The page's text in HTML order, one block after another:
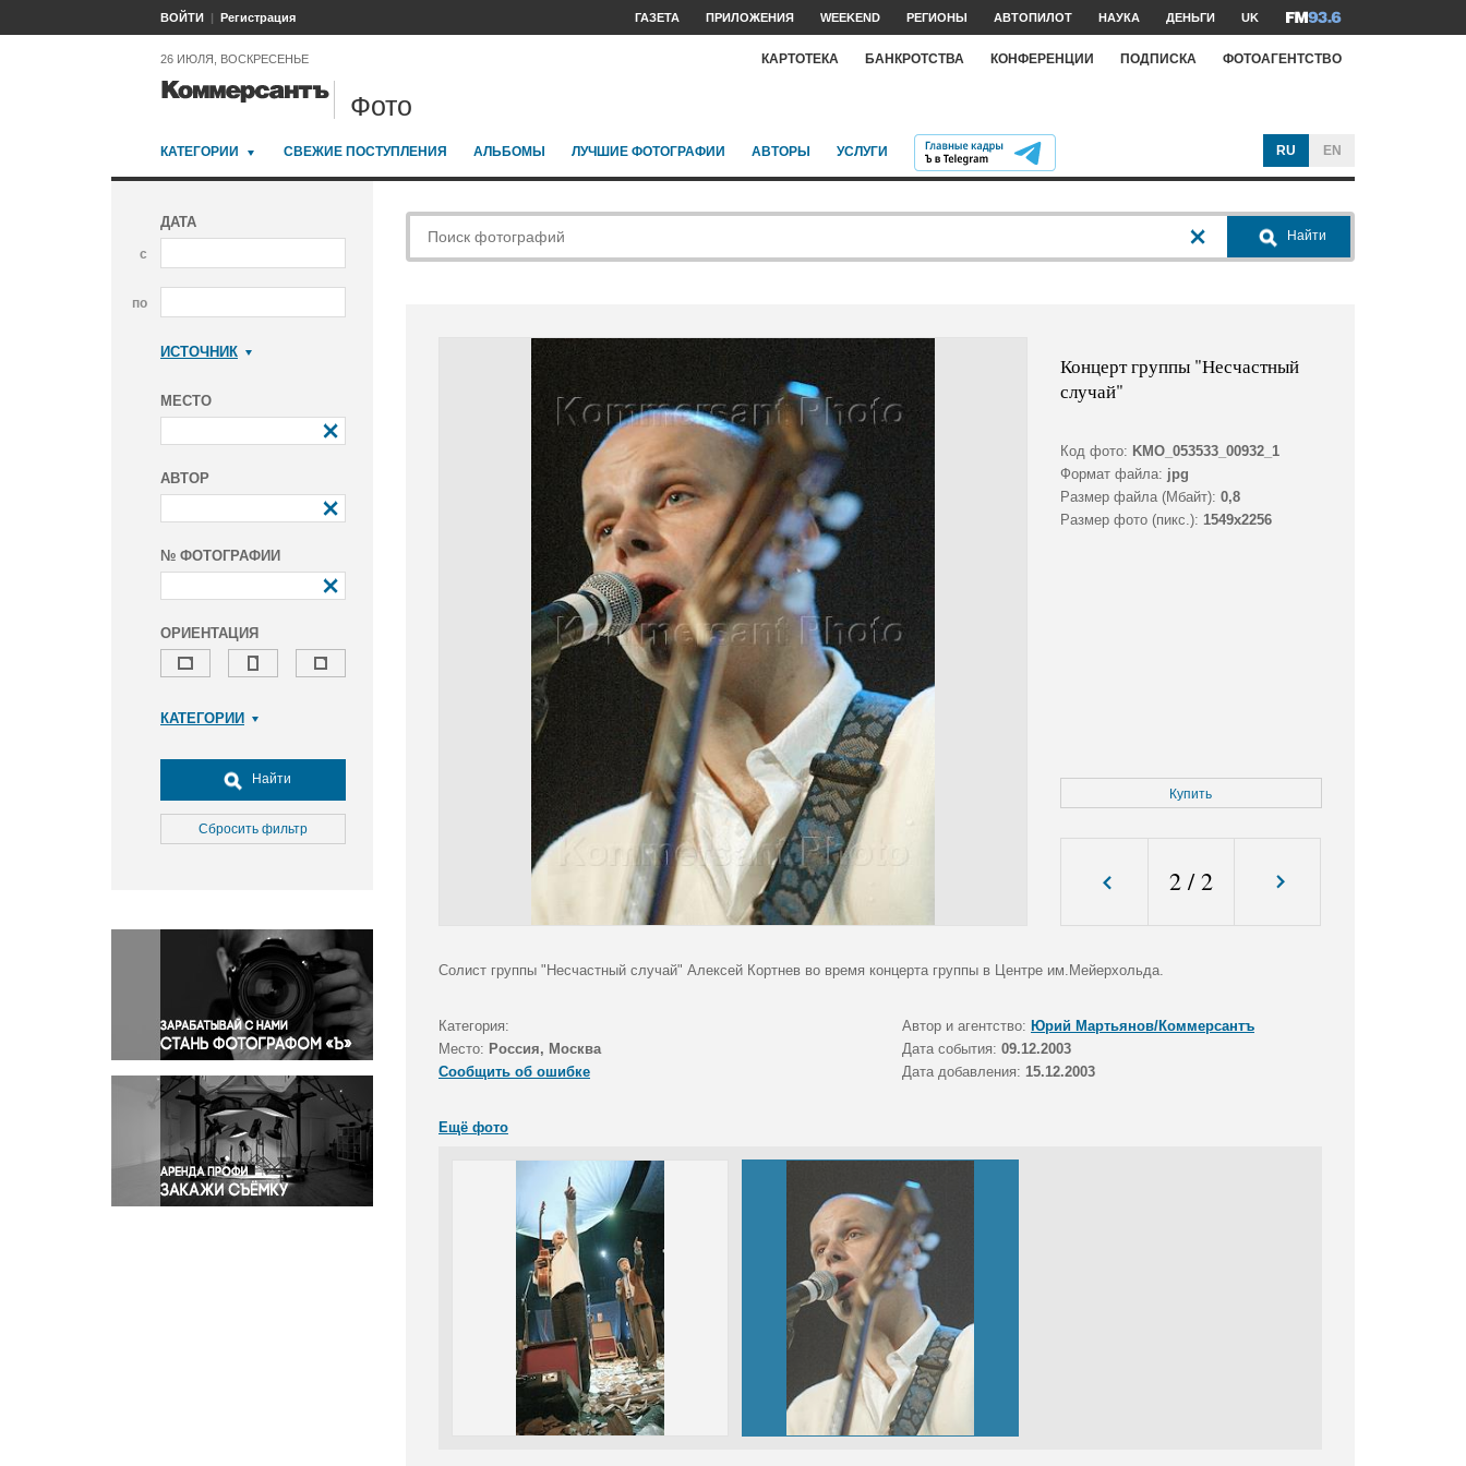
ВОЙТИ Регистрация ГАЗЕТА ПРИЛОЖЕНИЯ WEEKEND РЕГИОНЫ АВТОПИЛОТ НАУКА ДЕНЬГИ UK
26 ИЮЛЯ, ВОСКРЕСЕНЬЕ КАРТОТЕКА БАНКРОТСТВА КОНФЕРЕНЦИИ ПОДПИСКА ФОТОАГЕНТСТВО
Фото
КАТЕГОРИИ СВЕЖИЕ ПОСТУПЛЕНИЯ АЛЬБОМЫ ЛУЧШИЕ ФОТОГРАФИИ АВТОРЫ УСЛУГИ RU EN
ДАТА
с
по
ИСТОЧНИК
МЕСТО
АВТОР
№ ФОТОГРАФИИ
ОРИЕНТАЦИЯ
КАТЕГОРИИ
Досуг, туризм и отдых
Культура
Медицина
Окружающая среда
Политика
Правосудие
Происшествия и конфликты
Религия
Светская жизнь
Спорт
Экология
Экономика и бизнес
Найти
Сбросить фильтр
Найти
Концерт группы "Несчастный
случай"
Код фото: KMO_053533_00932_1
Формат файла: jpg
Размер файла (Мбайт): 0,8
Размер фото (пикс.): 1549x2256
Купить
2/2
Солист группы "Несчастный случай" Алексей Кортнев во время концерта группы в Центре им.Мейерхольда.
Категория: Автор и агентство: Юрий Мартьянов/Коммерсантъ
Место: Россия, Москва Дата события: 09.12.2003
Сообщить об ошибке
Дата добавления: 15.12.2003
Ещё фото